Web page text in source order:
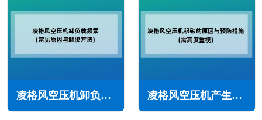
凌格风空压机卸负载频繁怎么办(常见原因与解决方法) 凌格风空压机产生积碳的原因与预防措施(需高度重视)